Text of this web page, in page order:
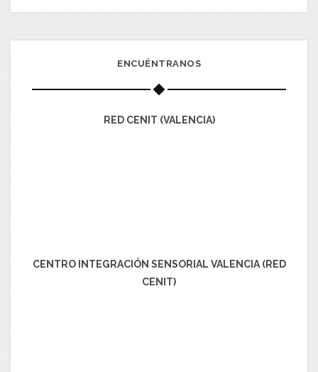
ENCUÉNTRANOS
RED CENIT (VALENCIA)
CENTRO INTEGRACIÓN SENSORIAL VALENCIA (RED
CENIT)